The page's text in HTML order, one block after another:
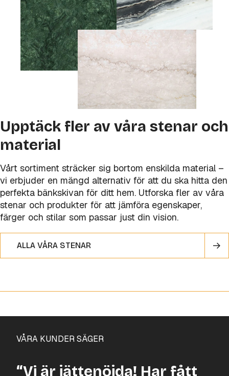
Upptäck fler av våra stenar och
material
Vårt sortiment sträcker sig bortom enskilda material –
vi erbjuder en mängd alternativ för att du ska hitta den
perfekta bänkskivan för ditt hem. Utforska fler av våra
stenar och produkter för att jämföra egenskaper,
färger och stilar som passar just din vision.
ALLA VÅRA STENAR
VÅRA KUNDER SÄGER
“Vi är jättenöjda! Har fått